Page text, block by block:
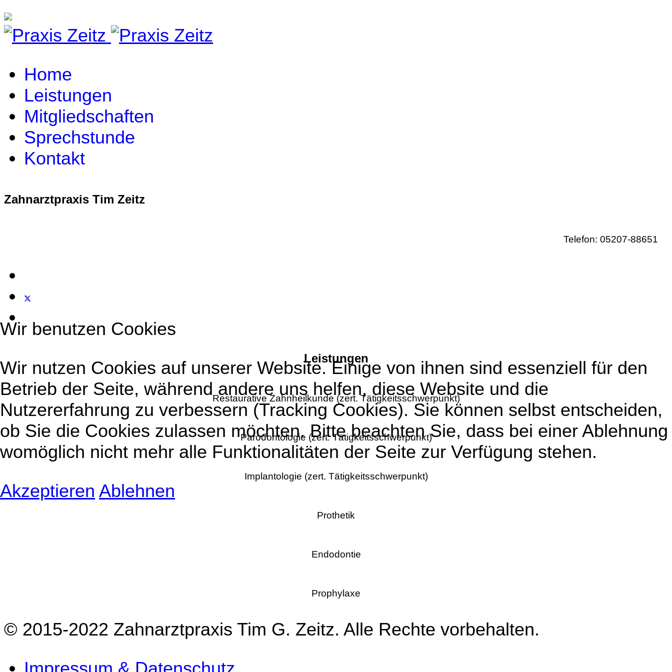
Home
Leistungen
Mitgliedschaften
Sprechstunde
Kontakt
Zahnarztpraxis Tim Zeitz
Telefon: 05207-88651
Leistungen
Restaurative Zahnheilkunde (zert. Tätigkeitsschwerpunkt)
Parodontologie (zert. Tätigkeitsschwerpunkt)
Implantologie (zert. Tätigkeitsschwerpunkt)
Prothetik
Endodontie
Prophylaxe
© 2015-2022 Zahnarztpraxis Tim G. Zeitz. Alle Rechte vorbehalten.
Wir benutzen Cookies
Wir nutzen Cookies auf unserer Website. Einige von ihnen sind essenziell für den
Betrieb der Seite, während andere uns helfen, diese Website und die
Nutzererfahrung zu verbessern (Tracking Cookies). Sie können selbst entscheiden,
ob Sie die Cookies zulassen möchten. Bitte beachten Sie, dass bei einer Ablehnung
womöglich nicht mehr alle Funktionalitäten der Seite zur Verfügung stehen.
Akzeptieren Ablehnen